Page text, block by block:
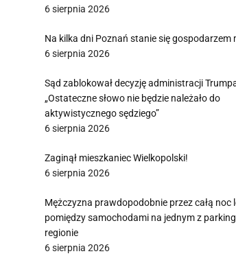
6 sierpnia 2026
Na kilka dni Poznań stanie się gospodarzem
6 sierpnia 2026
Sąd zablokował decyzję administracji
„Ostateczne słowo nie będzie należało do
aktywistycznego sędziego”
6 sierpnia 2026
Zaginął mieszkaniec Wielkopolski!
6 sierpnia 2026
Mężczyzna prawdopodobnie przez całą noc
pomiędzy samochodami na jednym z
regionie
6 sierpnia 2026